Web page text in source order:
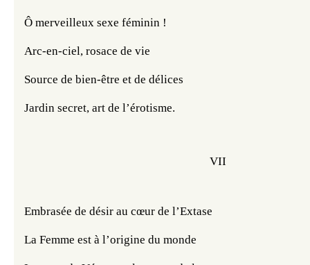
Ô merveilleux sexe féminin !
Arc-en-ciel, rosace de vie
Source de bien-être et de délices
Jardin secret, art de l’érotisme.
VII
Embrasée de désir au cœur de l’Extase
La Femme est à l’origine du monde